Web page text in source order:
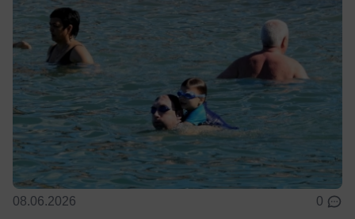
08.06.2026 0